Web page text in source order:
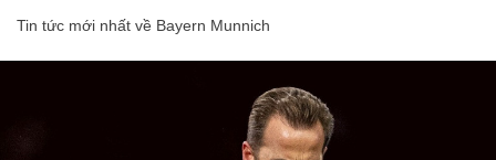
Tin tức mới nhất về Bayern Munnich